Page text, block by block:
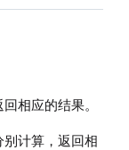
相应的结果。
计算，返回相